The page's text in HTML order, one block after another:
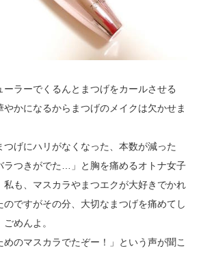
ーラーでくるんとまつげをカールさせる
やかになるからまつげのメイクは欠かせま
つげにハリがなくなった、本数が減った
ラつきがでた…」と胸を痛めるオトナ女子
私も、マスカラやまつエクが大好きでかれ
のですがその分、大切なまつげを痛めてし
めんよ。
のマスカラでたぞー！」という声が聞こ